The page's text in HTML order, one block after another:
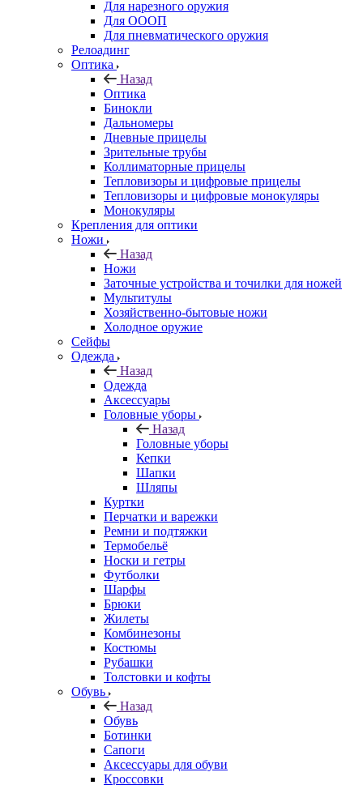
Для нарезного оружия
Для ОООП
Для пневматического оружия
Релоадинг
Оптика
Назад
Оптика
Бинокли
Дальномеры
Дневные прицелы
Зрительные трубы
Коллиматорные прицелы
Тепловизоры и цифровые прицелы
Тепловизоры и цифровые монокуляры
Монокуляры
Крепления для оптики
Ножи
Назад
Ножи
Заточные устройства и точилки для ножей
Мультитулы
Хозяйственно-бытовые ножи
Холодное оружие
Сейфы
Одежда
Назад
Одежда
Аксессуары
Головные уборы
Назад
Головные уборы
Кепки
Шапки
Шляпы
Куртки
Перчатки и варежки
Ремни и подтяжки
Термобельё
Носки и гетры
Футболки
Шарфы
Брюки
Жилеты
Комбинезоны
Костюмы
Рубашки
Толстовки и кофты
Обувь
Назад
Обувь
Ботинки
Сапоги
Аксессуары для обуви
Кроссовки